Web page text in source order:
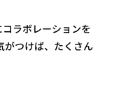
バシー
ポリシ
ー
ラボレーションを
がつけば、たくさん